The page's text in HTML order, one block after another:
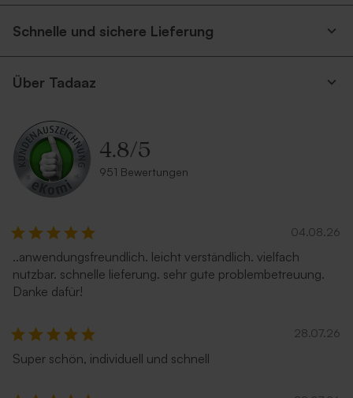
Schnelle und sichere Lieferung
Über Tadaaz
4.8/5
951 Bewertungen
04.08.26
..anwendungsfreundlich. leicht verständlich. vielfach
nutzbar. schnelle lieferung. sehr gute problembetreuung.
Danke dafür!
28.07.26
Super schön, individuell und schnell